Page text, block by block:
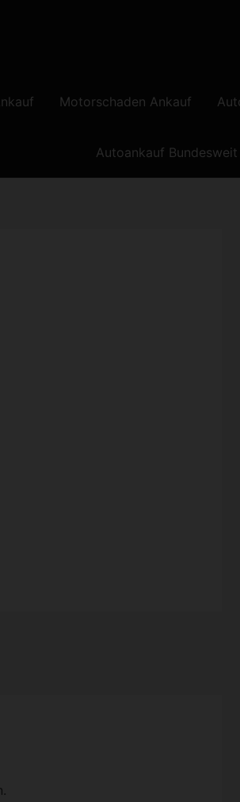
Motorschaden Ankauf
Autoankauf Bundesweit